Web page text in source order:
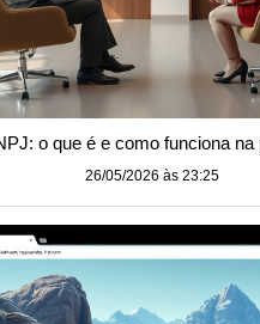
o que é e como funciona na
26/05/2026 às 23:25